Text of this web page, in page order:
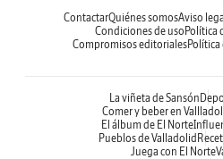
ContactarQuiénes somosAviso
Condiciones de usoPolítica
Compromisos editorialesPolítica
La viñeta de Sansón
Comer y beber en
El álbum de El Norte
Pueblos de Valladolid
Juega con El Norte